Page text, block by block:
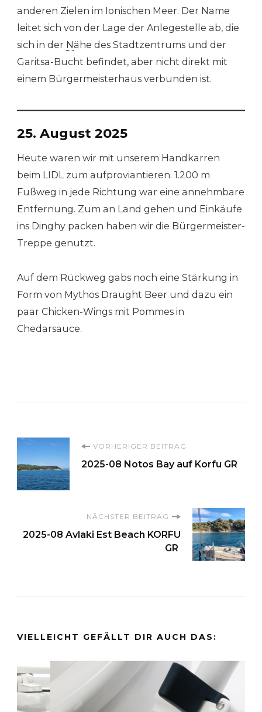
anderen Zielen im Ionischen Meer. Der Name
leitet sich von der Lage der Anlegestelle ab, die
sich in der Nähe des Stadtzentrums und der
Garitsa-Bucht befindet, aber nicht direkt mit
einem Bürgermeisterhaus verbunden ist.
25. August 2025
Heute waren wir mit unserem Handkarren
beim LIDL zum aufproviantieren. 1.200 m
Fußweg in jede Richtung war eine annehmbare
Entfernung. Zum an Land gehen und Einkäufe
ins Dinghy packen haben wir die Bürgermeister-
Treppe genutzt.
Auf dem Rückweg gabs noch eine Stärkung in
Form von Mythos Draught Beer und dazu ein
paar Chicken-Wings mit Pommes in
Chedarsauce.
Beitragsnavigation
VORHERIGER BEITRAG
2025-08 Notos Bay auf Korfu GR
NÄCHSTER BEITRAG
2025-08 Avlaki Est Beach KORFU
GR
VIELLEICHT GEFÄLLT DIR AUCH DAS: